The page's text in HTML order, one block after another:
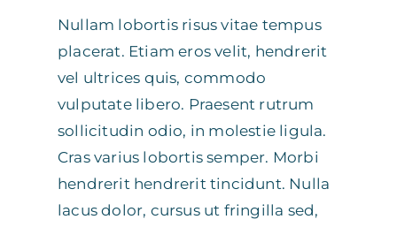
Nullam lobortis risus vitae tempus
placerat. Etiam eros velit, hendrerit
vel ultrices quis, commodo
vulputate libero. Praesent rutrum
sollicitudin odio, in molestie ligula.
Cras varius lobortis semper. Morbi
hendrerit hendrerit tincidunt. Nulla
lacus dolor, cursus ut fringilla sed,